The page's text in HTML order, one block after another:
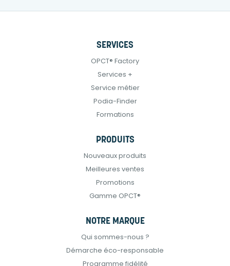
SERVICES
OPCT® Factory
Services +
Service métier
Podia-Finder
Formations
PRODUITS
Nouveaux produits
Meilleures ventes
Promotions
Gamme OPCT®
NOTRE MARQUE
Qui sommes-nous ?
Démarche éco-responsable
Programme fidélité